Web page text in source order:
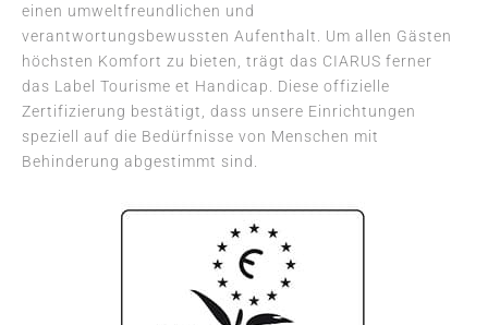
einen umweltfreundlichen und
verantwortungsbewussten Aufenthalt. Um allen Gästen
höchsten Komfort zu bieten, trägt das CIARUS ferner
das Label Tourisme et Handicap. Diese offizielle
Zertifizierung bestätigt, dass unsere Einrichtungen
speziell auf die Bedürfnisse von Menschen mit
Behinderung abgestimmt sind.